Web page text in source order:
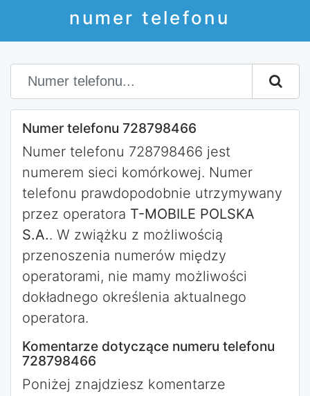
numer telefonu
Numer telefonu 728798466
Numer telefonu 728798466 jest
numerem sieci komórkowej. Numer
telefonu prawdopodobnie utrzymywany
przez operatora T-MOBILE POLSKA
S.A.. W zwiążku z możliwością
przenoszenia numerów między
operatorami, nie mamy możliwości
dokładnego określenia aktualnego
operatora.
Komentarze dotyczące numeru telefonu
728798466
Poniżej znajdziesz komentarze